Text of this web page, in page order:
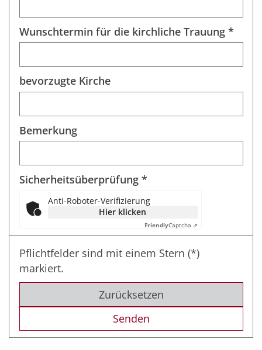
Wunschtermin für die kirchliche Trauung *
bevorzugte Kirche
Bemerkung
Sicherheitsüberprüfung *
Anti-Roboter-Verifizierung
Hier klicken
FriendlyCaptcha ⇗
Pflichtfelder sind mit einem Stern (*)
markiert.
Zurücksetzen